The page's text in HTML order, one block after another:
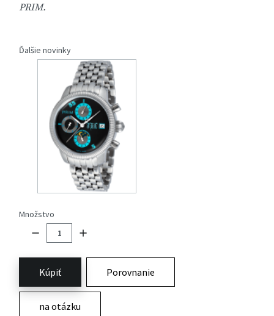
PRIM.
Ďalšie novinky
Množstvo
Kúpiť Porovnanie
na otázku